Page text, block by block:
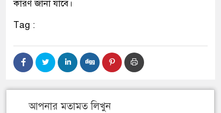
কারণ জানা যাবে।
Tag :
আপনার মতামত লিখুন